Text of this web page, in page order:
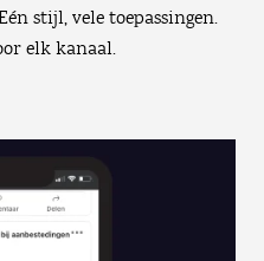
stijl, vele toepassingen.
elk kanaal.